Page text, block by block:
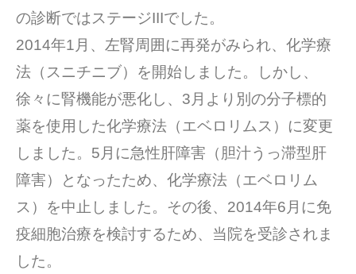
の診断ではステージIIIでした。
2014年1月、左腎周囲に再発がみられ、化学療
法（スニチニブ）を開始しました。しかし、
徐々に腎機能が悪化し、3月より別の分子標的
薬を使用した化学療法（エベロリムス）に変更
しました。5月に急性肝障害（胆汁うっ滞型肝
障害）となったため、化学療法（エベロリム
ス）を中止しました。その後、2014年6月に免
疫細胞治療を検討するため、当院を受診されま
した。